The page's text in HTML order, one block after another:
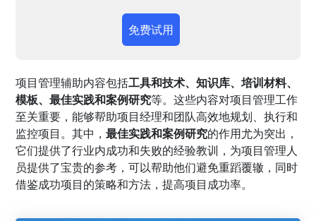
免费试用
项目管理辅助内容包括工具和技术、知识库、培训材料、
模板、最佳实践和案例研究等。这些内容对项目管理工作
至关重要，能够帮助项目经理和团队高效地规划、执行和
监控项目。其中，最佳实践和案例研究的作用尤为突出，
它们提供了行业内成功和失败的经验教训，为项目管理人
员提供了宝贵的参考，可以帮助他们避免重蹈覆辙，同时
借鉴成功项目的策略和方法，提高项目成功率。